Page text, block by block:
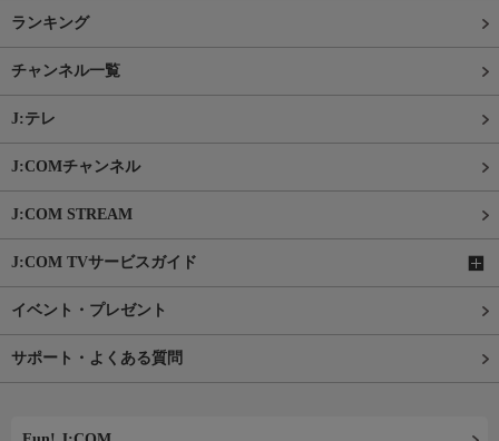
ランキング
チャンネル一覧
J:テレ
J:COMチャンネル
J:COM STREAM
J:COM TVサービスガイド
イベント・プレゼント
サポート・よくある質問